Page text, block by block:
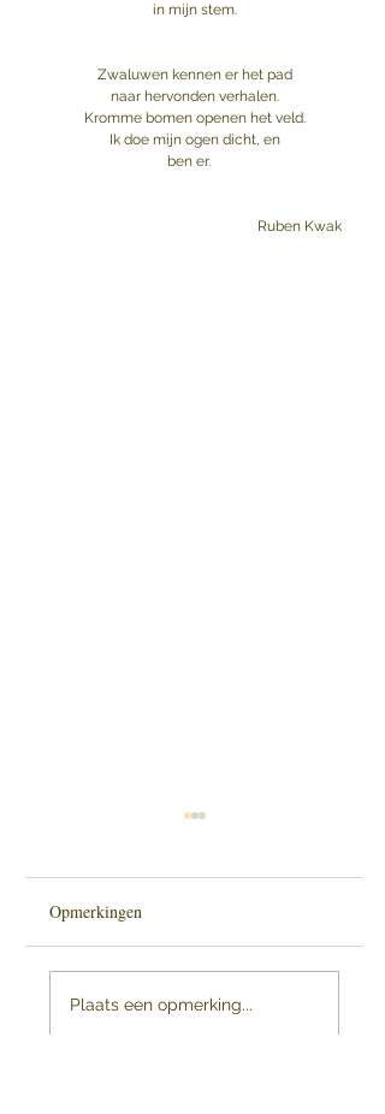
in mijn stem.
Zwaluwen kennen er het pad
naar hervonden verhalen.
Kromme bomen openen het veld.
Ik doe mijn ogen dicht, en
ben er.
Ruben Kwak
uitnodiging
Opmerkingen
Plaats een opmerking...